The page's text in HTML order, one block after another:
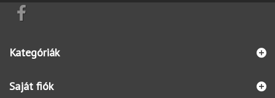
Kategóriák
Saját fiók